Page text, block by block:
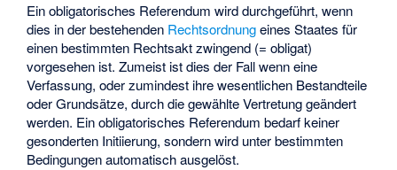
Ein obligatorisches Referendum wird durchgeführt, wenn
dies in der bestehenden Rechtsordnungeines Staates für
einen bestimmten Rechtsakt zwingend (= obligat)
vorgesehen ist. Zumeist ist dies der Fall wenn eine
Verfassung, oder zumindest ihre wesentlichen Bestandteile
oder Grundsätze, durch die gewählte Vertretung geändert
werden. Ein obligatorisches Referendum bedarf keiner
gesonderten Initiierung, sondern wird unter bestimmten
Bedingungen automatisch ausgelöst.